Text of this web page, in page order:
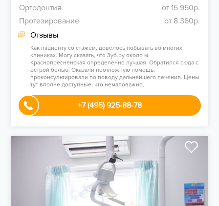
Ортодонтия
от 15 950р.
Протезирование
от 8 360р.
Отзывы
Как пациенту со стажем, довелось побывать во многих
клиниках. Могу сказать, что Зуб.ру около м.
Краснопресненская определённо лучшая. Обратился сюда с
острой болью. Оказали неотложную помощь,
проконсультировали по поводу дальнейшего лечения. Цены
тут вполне доступные, что немаловажно.
+7 (495) 925-88-78